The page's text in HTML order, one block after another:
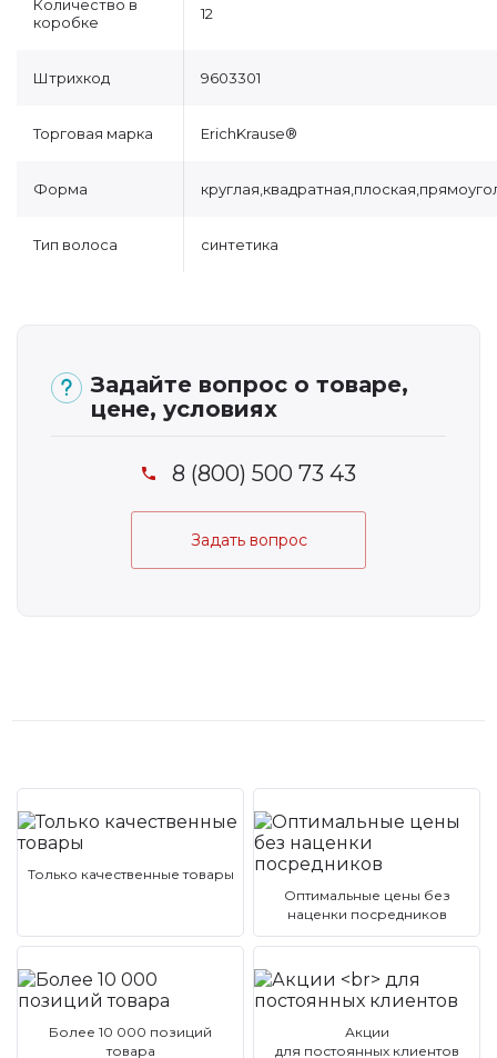
Количество в
коробке
12
Штрихкод 9603301
Торговая марка ErichKrause®
Форма
Тип волоса синтетика
Задайте вопрос о товаре,
цене, условиях
8 (800) 500 73 43
Задать вопрос
Только качественные товары
Оптимальные цены без
наценки посредников
Более 10 000 позиций
товара
Акции
для постоянных клиентов